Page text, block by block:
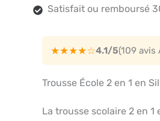
Satisfait ou remboursé
★★★★☆4.1/5(109 avis
Trousse École 2 en 1 en
La trousse scolaire 2 en